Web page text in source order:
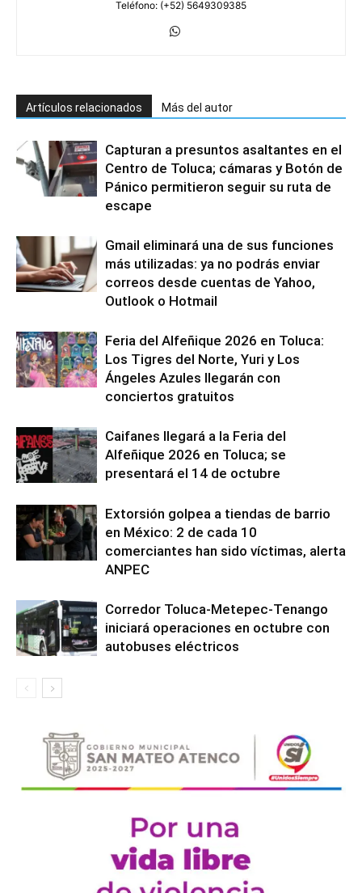
Teléfono: (+52) 5649309385
Artículos relacionados Más del autor
Capturan a presuntos asaltantes en el
Centro de Toluca; cámaras y Botón de
Pánico permitieron seguir su ruta de
escape
Gmail eliminará una de sus funciones
más utilizadas: ya no podrás enviar
correos desde cuentas de Yahoo,
Outlook o Hotmail
Feria del Alfeñique 2026 en Toluca:
Los Tigres del Norte, Yuri y Los
Ángeles Azules llegarán con
conciertos gratuitos
Caifanes llegará a la Feria del
Alfeñique 2026 en Toluca; se
presentará el 14 de octubre
Extorsión golpea a tiendas de barrio
en México: 2 de cada 10
comerciantes han sido víctimas, alerta
ANPEC
Corredor Toluca-Metepec-Tenango
iniciará operaciones en octubre con
autobuses eléctricos